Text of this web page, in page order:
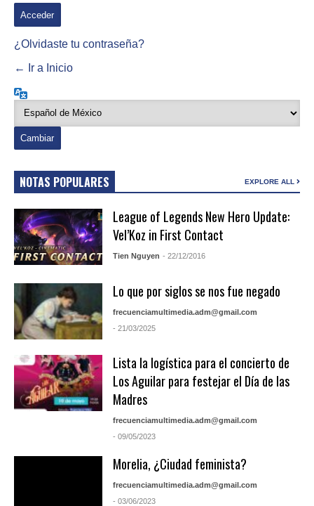
¿Olvidaste tu contraseña?
← Ir a Inicio
NOTAS POPULARES EXPLORE ALL
League of Legends New Hero Update:
Vel’Koz in First Contact
Tien Nguyen - 22/12/2016
Lo que por siglos se nos fue negado
frecuenciamultimedia.adm@gmail.com
- 21/03/2025
Lista la logística para el concierto de
Los Aguilar para festejar el Día de las
Madres
frecuenciamultimedia.adm@gmail.com
- 09/05/2023
Morelia, ¿Ciudad feminista?
frecuenciamultimedia.adm@gmail.com
- 03/06/2023